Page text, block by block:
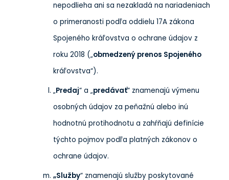
nepodlieha ani sa nezakladá na nariadeniach
o primeranosti podľa oddielu 17A zákona
Spojeného kráľovstva o ochrane údajov z
roku 2018 („obmedzený prenos Spojeného
kráľovstva“).
„Predaj“ a „predávať“ znamenajú výmenu
osobných údajov za peňažnú alebo inú
hodnotnú protihodnotu a zahŕňajú definície
týchto pojmov podľa platných zákonov o
ochrane údajov.
„Služby“ znamenajú služby poskytované